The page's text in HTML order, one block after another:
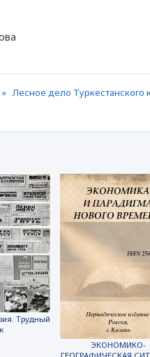
Лесное дело Туркестанского
Трудный
ЭКОНОМИКО-